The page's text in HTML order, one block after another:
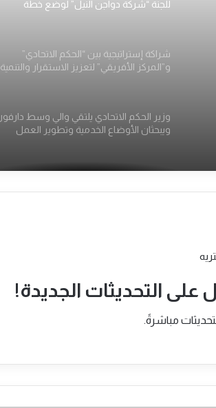
للجنة “شركة دواجن النيل” لوضع خطة
شراكة إستراتيجية بين “الحكم الاتحادي”
و”المركز الأفريقي” لتعزيز الاستقرار والتنمية
​وزير الحكم الاتحادي يلتقي والي وسط دارفور
ويبحثان الأوضاع الخدمية وتطوير العمل
السوداني إن لم تفعل سوداني؟
​وزير الحكم الاتحادي يبحث مع اتحاد الشباب
السوداني مشروعات التنمية الريفية وريادة
الأعمال
​وزير الحكم الاتحادي والتنمية الريفيه يلتقي
على التحديثات الجديدة!
مباشرةً.